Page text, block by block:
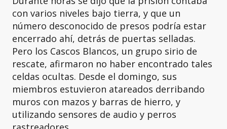
con varios niveles bajo tierra, y que un
número desconocido de presos podría estar
encerrado ahí, detrás de puertas selladas.
Pero los Cascos Blancos, un grupo sirio de
rescate, afirmaron no haber encontrado tales
celdas ocultas. Desde el domingo, sus
miembros estuvieron atareados derribando
muros con mazos y barras de hierro, y
utilizando sensores de audio y perros